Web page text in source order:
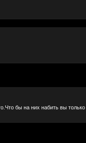
бы на них набить вы